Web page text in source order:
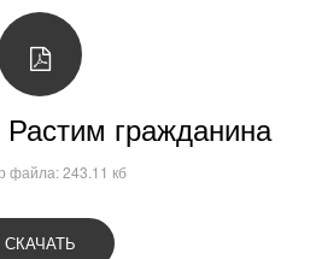
день - День
о геноциде
народа во
Великой
войны
гражданина
файла: 243.11 кб
СКАЧАТЬ